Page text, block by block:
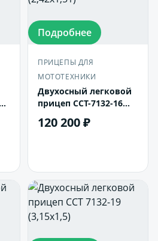
Подробнее
ПРИЦЕПЫ ДЛЯ
МОТОТЕХНИКИ
Двухосный легковой
прицеп ССТ-7132-16
120 200 ₽